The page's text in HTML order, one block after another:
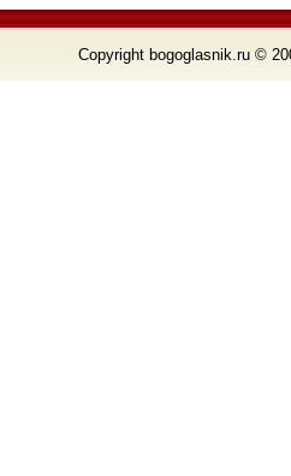
Copyright bogoglasnik.ru ©